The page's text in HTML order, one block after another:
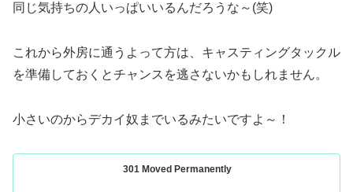
同じ気持ちの人いっぱいいるんだろうな～(笑)
これから外房に通うよって方は、キャスティングタックル
を準備しておくとチャンスを逃さないかもしれません。
小さいのからデカイ奴までいるみたいですよ～！
301 Moved Permanently